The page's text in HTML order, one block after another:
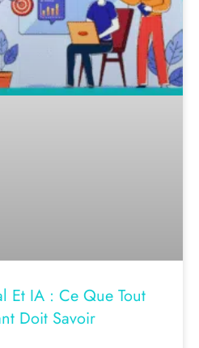
Et IA : Ce Que Tout
Doit Savoir